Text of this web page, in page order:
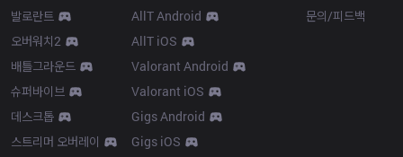
발로란트
오버워치2
배틀그라운드
슈퍼바이브
데스크톱
스트리머 오버레이
AllT Android
AllT iOS
Valorant Android
Valorant iOS
Gigs Android
Gigs iOS
문의/피드백